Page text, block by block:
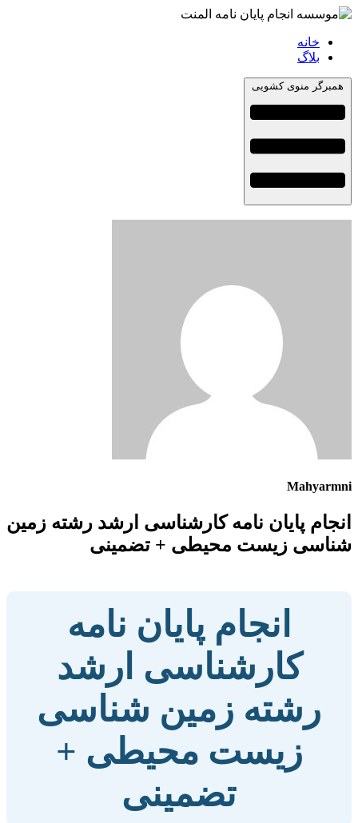
خانه
بلاگ
همبرگر منوی کشویی
Mahyarmni
انجام پایان نامه کارشناسی ارشد رشته زمین
شناسی زیست محیطی + تضمینی
انجام پایان نامه
کارشناسی ارشد
رشته زمین شناسی
زیست محیطی +
تضمینی